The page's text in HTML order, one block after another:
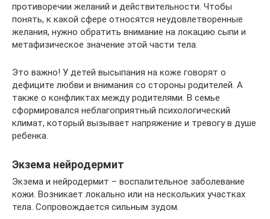
противоречии желаний и действительности. Чтобы
понять, к какой сфере относятся неудовлетворенные
желания, нужно обратить внимание на локацию сыпи и
метафизическое значение этой части тела.
Это важно! У детей высыпания на коже говорят о
дефиците любви и внимания со стороны родителей. А
также о конфликтах между родителями. В семье
сформировался неблагоприятный психологический
климат, который вызывает напряжение и тревогу в душе
ребенка.
Экзема нейродермит
Экзема и нейродермит – воспалительное заболевание
кожи. Возникает локально или на нескольких участках
тела. Сопровождается сильным зудом.